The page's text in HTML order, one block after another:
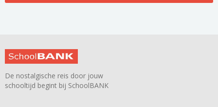
De nostalgische reis door jouw
schooltijd begint bij SchoolBANK